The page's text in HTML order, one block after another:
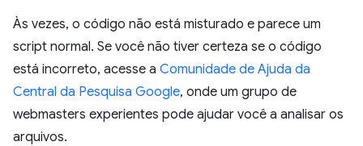
Às vezes, o código não está misturado e parece um
script normal. Se você não tiver certeza se o código
está incorreto, acesse a Comunidade de Ajuda da
Central da Pesquisa Google, onde um grupo de
webmasters experientes pode ajudar você a analisar os
arquivos.